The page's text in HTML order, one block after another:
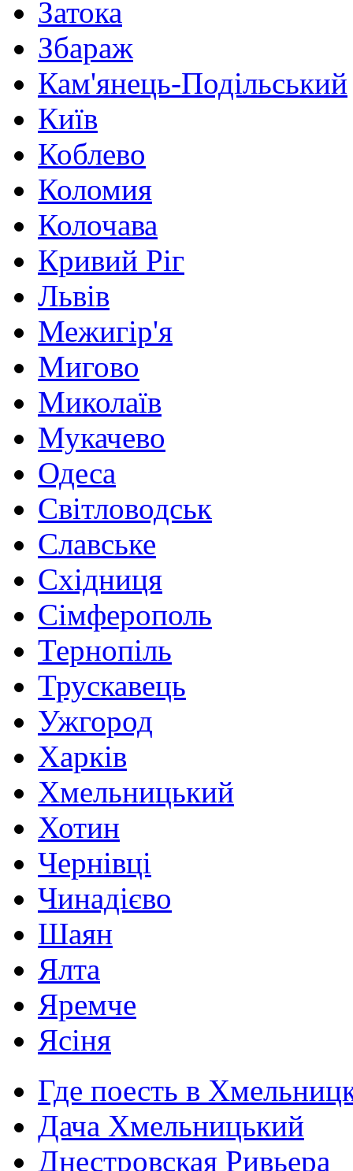
Затока
Збараж
Кам'янець-Подільський
Київ
Коблево
Коломия
Колочава
Кривий Ріг
Львів
Межигір'я
Мигово
Миколаїв
Мукачево
Одеса
Світловодськ
Славське
Східниця
Сімферополь
Тернопіль
Трускавець
Ужгород
Харків
Хмельницький
Хотин
Чернівці
Чинадієво
Шаян
Ялта
Яремче
Ясіня
Где поесть в
Дача Хмельницький
Днестровская Ривьера